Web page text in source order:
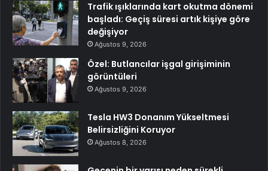
Trafik ışıklarında kart okutma dönemi
başladı: Geçiş süresi artık kişiye göre
değişiyor
Ağustos 9, 2026
Özel: Butlancılar işgal girişiminin
görüntüleri
Ağustos 9, 2026
Tesla HW3 Donanım Yükseltmesi
Belirsizliğini Koruyor
Ağustos 8, 2026